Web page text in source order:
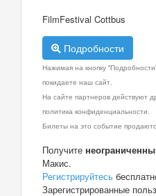
FilmFestival Cottbus
Подробности
Нажимая на кнопку
покидаете наш сайт.
На сайте партнеров действуют
политика конфиденциальности.
Билеты на это событие
Получите
Макис.
Регистрируйтесь
Зарегистрированные